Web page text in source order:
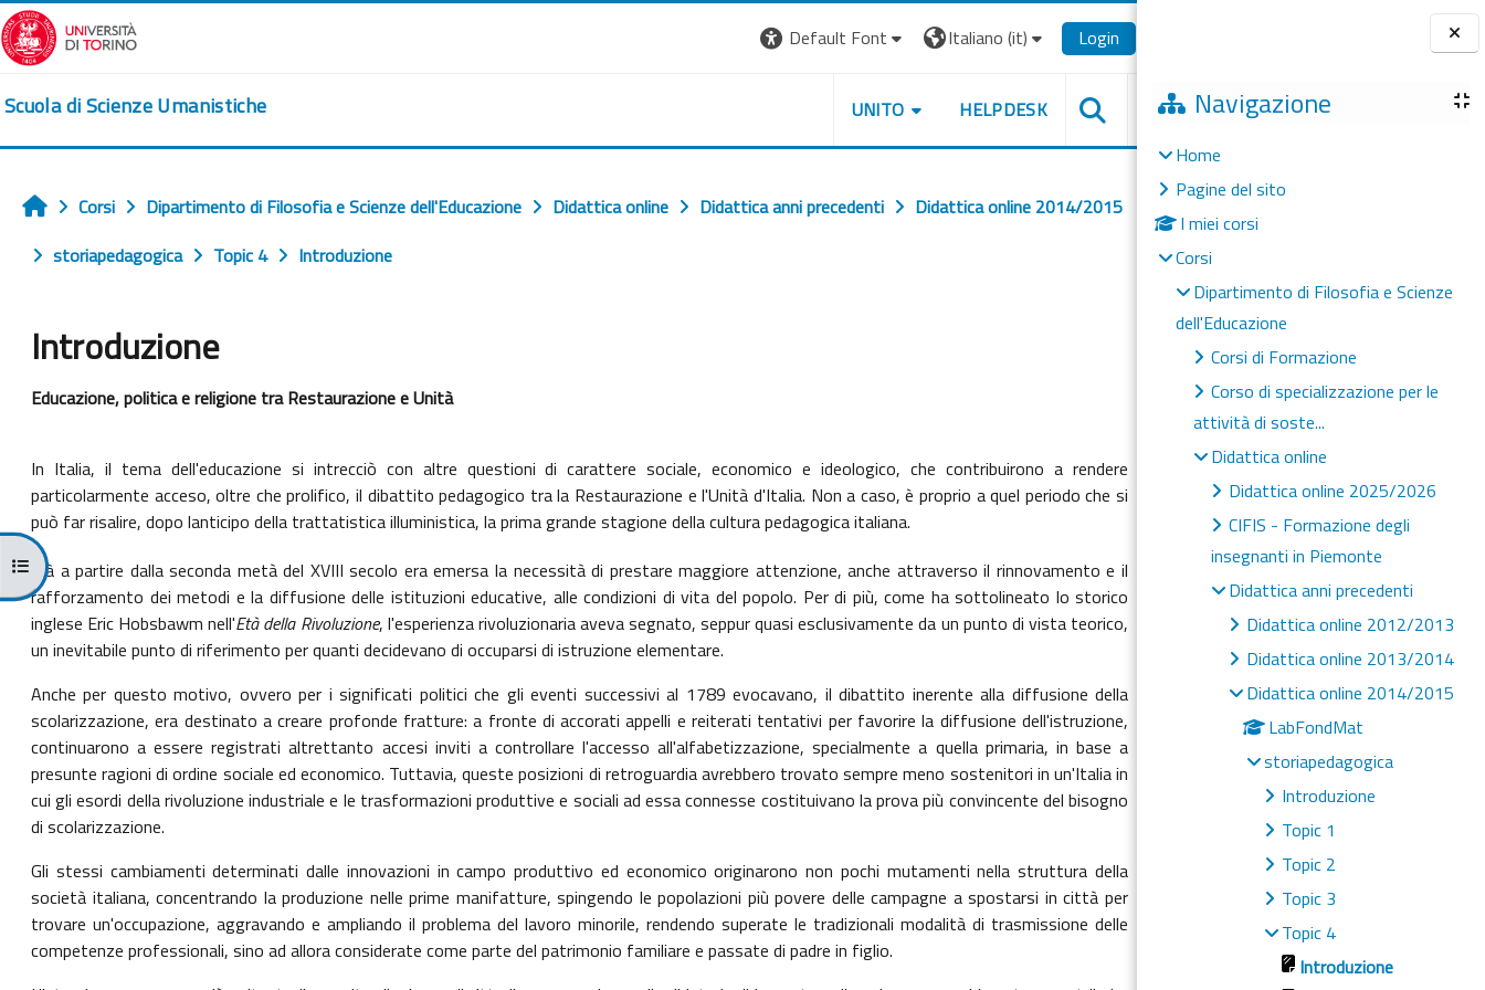
Vai al contenuto principale
Blocchi
Navigazione
Home
Pagine del sito
I miei corsi
Corsi
Dipartimento di Filosofia e Scienze
dell'Educazione
Corsi di Formazione
Corso di specializzazione per le
attività di soste...
Didattica online
Didattica online 2025/2026
CIFIS - Formazione degli
insegnanti in Piemonte
Didattica anni precedenti
Didattica online 2012/2013
Didattica online 2013/2014
Didattica online 2014/2015
LabFondMat
storiapedagogica
Introduzione
Topic 1
Topic 2
Topic 3
Topic 4
Introduzione
Default Font Italiano ‎(it)‎ Login
Scuola di Scienze Umanistiche UNITO HELPDESK
Apri indice del corso
Home
Corsi Dipartimento di Filosofia e Scienze dell'Educazione Didattica online Didattica anni precedenti
Didattica online 2014/2015
storiapedagogica
Topic 4 Introduzione
Introduzione
Aggregazione dei criteri
Educazione, politica e religione tra Restaurazione e Unità
In Italia, il tema dell'educazione si intrecciò con altre questioni di carattere sociale, economico e ideologico, che contribuirono a rendere
particolarmente acceso, oltre che prolifico, il dibattito pedagogico trala Restaurazione e l'Unità d'Italia. Non a caso, è proprio a quel periodo che si
può far risalire, dopo lanticipo della trattatistica illuministica, la prima grande stagione della cultura pedagogica italiana.
Già a partire dalla seconda metà del XVIII secolo era emersa la necessità di prestare maggiore attenzione, anche attraverso il rinnovamento e il
rafforzamento dei metodi e la diffusione delle istituzioni educative, alle condizioni di vita del popolo. Per di più, come ha sottolineato lo storico
inglese Eric Hobsbawm nell'Età della Rivoluzione, l'esperienza rivoluzionaria aveva segnato, seppur quasi esclusivamente da un punto di vista teorico,
un inevitabile punto di riferimento per quanti decidevano di occuparsi di istruzione elementare.
Anche per questo motivo, ovvero per i significati politici che gli eventi successivi al 1789 evocavano, il dibattito inerente alla diffusione della
scolarizzazione, era destinato a creare profonde fratture: a fronte di accorati appelli e reiterati tentativi per favorire la diffusione dell'istruzione,
continuarono a essere registrati altrettanto accesi inviti a controllare l'accesso all'alfabetizzazione, specialmente a quella primaria, in base a
presunte ragioni di ordine sociale ed economico. Tuttavia, queste posizioni di retroguardia avrebbero trovato sempre meno sostenitori in un'Italia in
cui gli esordi della rivoluzione industriale e le trasformazioni produttive e sociali ad essa connesse costituivano la prova più convincente del bisogno
di scolarizzazione.
Gli stessi cambiamenti determinati dalle innovazioni in campo produttivo ed economico originarono non pochi mutamenti nella struttura della
società italiana, concentrando la produzione nelle prime manifatture, spingendo le popolazioni più povere delle campagne a spostarsi in città per
trovare un'occupazione, aggravando e ampliando il problema del lavoro minorile, rendendo superate le tradizionali modalità di trasmissione delle
competenze professionali, sino ad allora considerate come parte del patrimonio familiare e passate di padre in figlio.